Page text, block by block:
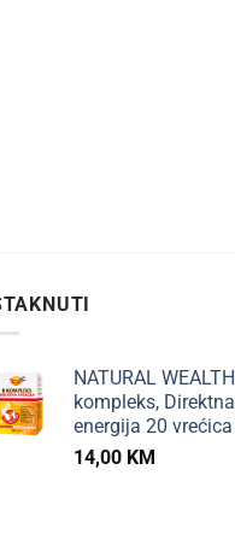
NATURAL
kompleks, Direktna
energija 20 vrećica
14,00 KM